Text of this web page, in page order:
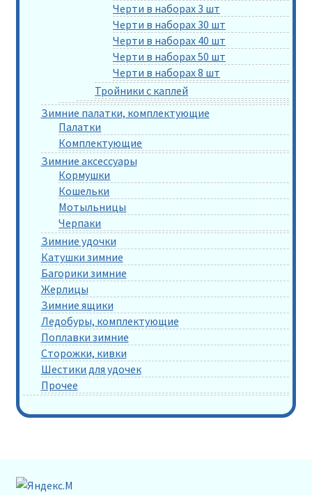
Черти в наборах 3 шт
Черти в наборах 30 шт
Черти в наборах 40 шт
Черти в наборах 50 шт
Черти в наборах 8 шт
Тройники с каплей
Зимние палатки, комплектующие
Палатки
Комплектующие
Зимние аксессуары
Кормушки
Кошельки
Мотыльницы
Черпаки
Зимние удочки
Катушки зимние
Багорики зимние
Жерлицы
Зимние ящики
Ледобуры, комплектующие
Поплавки зимние
Сторожки, кивки
Шестики для удочек
Прочее